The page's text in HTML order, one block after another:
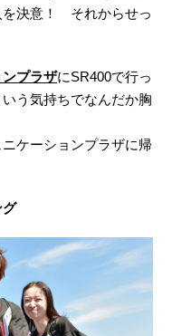
を決意！ それからせっ
プラザにSR400で行っ
う気持ちでなんだか胸
ケーションプラザに帰